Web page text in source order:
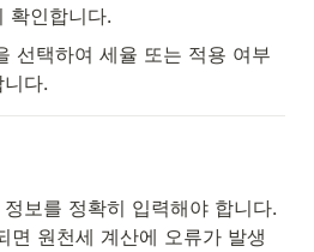
확인합니다.
선택하여 세율 또는 적용 여부
다.
보를 정확히 입력해야 합니다.
면 원천세 계산에 오류가 발생